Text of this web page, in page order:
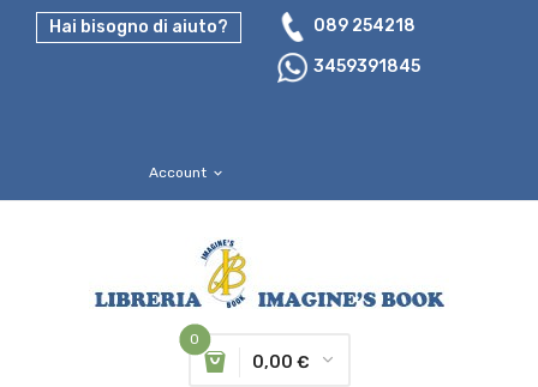
Hai bisogno di aiuto?
089 254218
3459391845
Account expand_more
0
0,00 €